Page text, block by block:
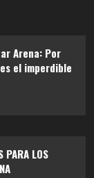
Arena: Por
el imperdible
PARA LOS